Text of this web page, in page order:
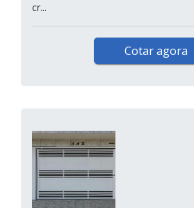
cr...
Cotar agora